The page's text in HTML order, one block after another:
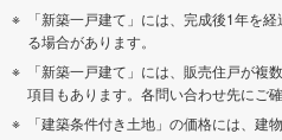
「新築一戸建て」には、完成後1年を
る場合があります。
「新築一戸建て」には、販売住戸が複
項目もあります。各問い合わせ先にご確
「建築条件付き土地」の価格には、建